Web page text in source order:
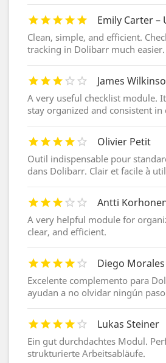
Emily Carter
Clean, simple, and efficient.
tracking in Dolibarr much easier.
James
A very useful checklist module.
stay organized and consistent in
Olivier Petit
Outil indispensable pour
dans Dolibarr. Clair et facile à
Antti
A very helpful module for
clear, and efficient.
Diego Morales
Excelente complemento para
ayudan a no olvidar ningún
Lukas Steiner
Ein gut durchdachtes Modul.
strukturierte Arbeitsabläufe.